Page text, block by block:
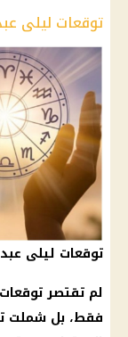
توقعات ليلى
توقعات ليلى
لم تقتصر
فقط، بل شملت